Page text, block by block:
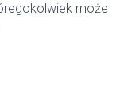
może